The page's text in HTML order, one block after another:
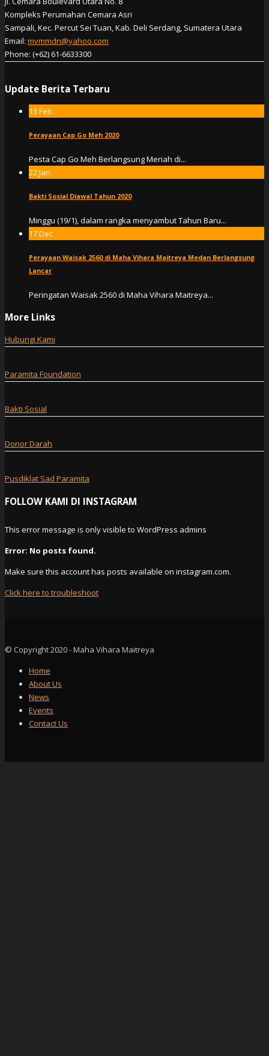
Kompleks Perumahan Cemara Asri
Sampali, Kec. Percut Sei Tuan, Kab. Deli Serdang, Sumatera Utara
Email: mvmmdn@yahoo.com
Phone: (+62) 61-6633300
Update Berita Terbaru
13 Feb
Perayaan Cap Go Meh 2020
Pesta Cap Go Meh Berlangsung Meriah di...
22Jan
Bakti Sosial Diawal Tahun 2020
Minggu (19/1), dalam rangka menyambut Tahun Baru...
17Dec
Perayaan Waisak 2560 di Maha Vihara Maitreya Medan Berlangsung
Lancar
Peringatan Waisak 2560 di Maha Vihara Maitreya...
More Links
Hubungi Kami
Paramita Foundation
Bakti Sosial
Donor Darah
Pusdiklat Sad Paramita
FOLLOW KAMI DI INSTAGRAM
This error message is only visible to WordPress admins
Error: No posts found.
Make sure this account has posts available on instagram.com.
Click here to troubleshoot
© Copyright 2020 - Maha Vihara Maitreya
Home
About Us
News
Events
Contact Us